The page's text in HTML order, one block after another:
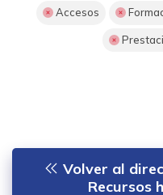
Accesos
Volver al
Recursos